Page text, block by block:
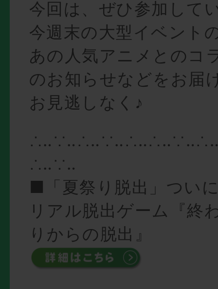
今回は、ぜひ参加して
今週末の大型イベント
あの人気アニメとのコ
のお知らせなどをお届
お見逃しなく♪
∴‥∵‥
■「夏祭り脱出」つい
リアル脱出ゲーム『終
りからの脱出』